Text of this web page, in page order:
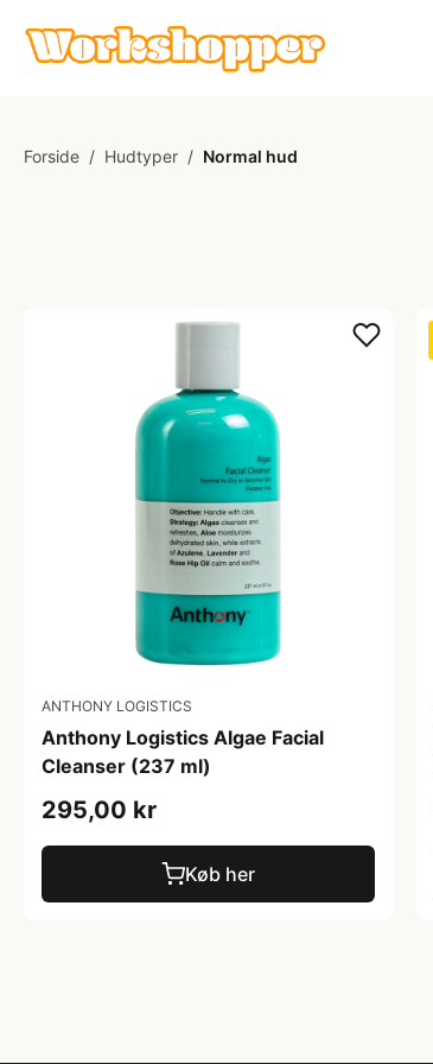
Forside / Hudtyper / Normal hud
ANTHONY LOGISTICS
Anthony Logistics Algae Facial
Cleanser (237 ml)
295,00 kr
Køb her